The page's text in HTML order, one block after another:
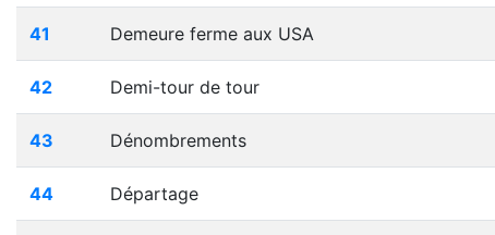
41 Demeure ferme aux USA
42 Demi-tour de tour
43 Dénombrements
44 Départage